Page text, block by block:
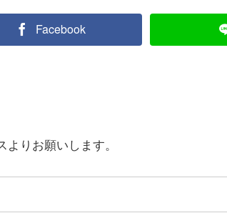
Facebook
りお願いします。